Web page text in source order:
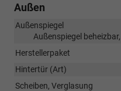
Außen
Außenspiegel
Außenspiegel
Herstellerpaket
Hintertür (Art)
Scheiben, Verglasung